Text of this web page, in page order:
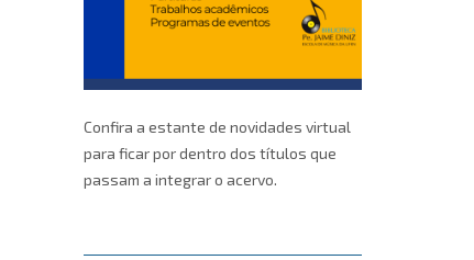
Confira a estante de novidades virtual
para ficar por dentro dos títulos que
passam a integrar o acervo.